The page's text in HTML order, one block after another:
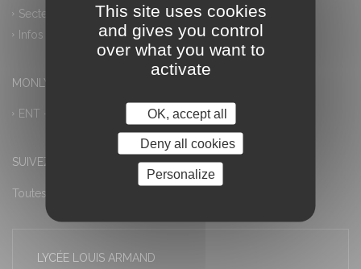
Secteur tertiaire
Infos pratiques
MONLYCEE.NET (ENT) – PRONOTE
ENT – Accès à PRONOTE
SUIVEZ-NOUS
Toutes les actualités
LYCÉE LOUIS ARMAND
This site uses cookies
and gives you control
over what you want to
activate
OK, accept all
Deny all cookies
Personalize